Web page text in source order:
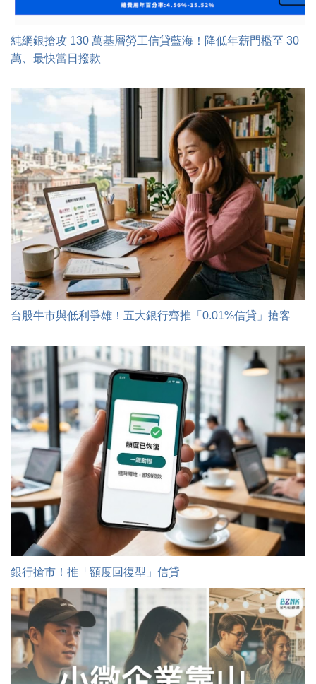
純網銀搶攻 130 萬基層勞工信貸藍海！降低年薪門檻至 30
萬、最快當日撥款
台股牛市與低利爭雄！五大銀行齊推「0.01%信貸」搶客
銀行搶市！推「額度回復型」信貸